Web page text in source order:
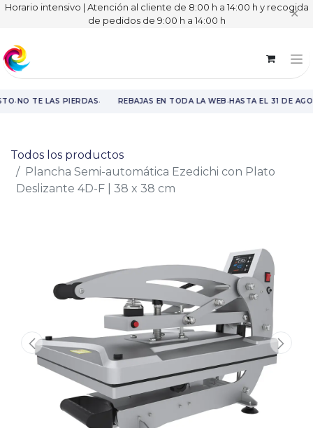
Horario intensivo | Atención al cliente de 8:00 h a 14:00 h y recogida
de pedidos de 9:00 h a 14:00 h
✕
·NO TE LAS PIERDAS· REBAJAS EN TODA LA WEB·HASTA EL 31 DE
Todos los productos
Plancha Semi-automática Ezedichi con Plato
Deslizante 4D-F | 38 x 38 cm